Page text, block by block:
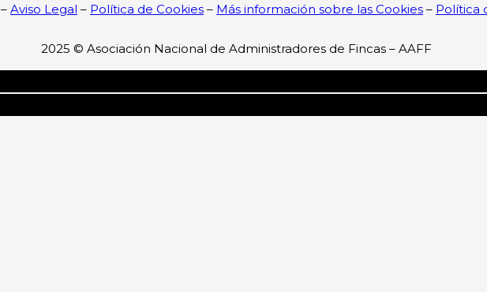
– Aviso Legal – Política de Cookies – Más información sobre las Cookies – Política
2025 © Asociación Nacional de Administradores de Fincas – AAFF